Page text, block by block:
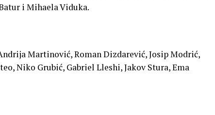
i Mihaela Viduka.
Martinović, Roman Dizdarević, Josip Modrić,
Niko Grubić, Gabriel Lleshi, Jakov Stura, Ema